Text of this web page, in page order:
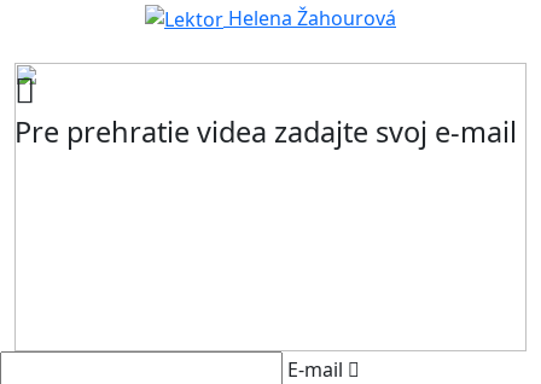
Helena Žahourová
Pre prehratie videa zadajte svoj e-mail
E-mail